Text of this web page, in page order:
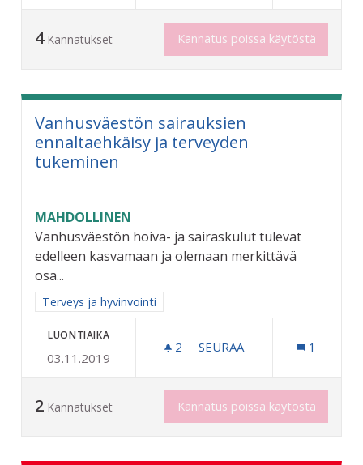
4 Kannatukset Kannatus poissa käytöstä
Vanhusväestön sairauksien
ennaltaehkäisy ja terveyden
tukeminen
MAHDOLLINEN
Vanhusväestön hoiva- ja sairaskulut tulevat
edelleen kasvamaan ja olemaan merkittävä
osa...
Rajaa tulokset aihepiirin mukaan: Terveys ja hyvinvointi
Terveys ja hyvinvointi
LUONTIAIKA
03.11.2019
2 2 SEURAAJAA
SEURAA 1
2 Kannatukset Kannatus poissa käytöstä